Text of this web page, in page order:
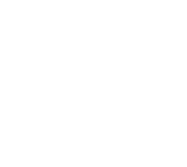
livello